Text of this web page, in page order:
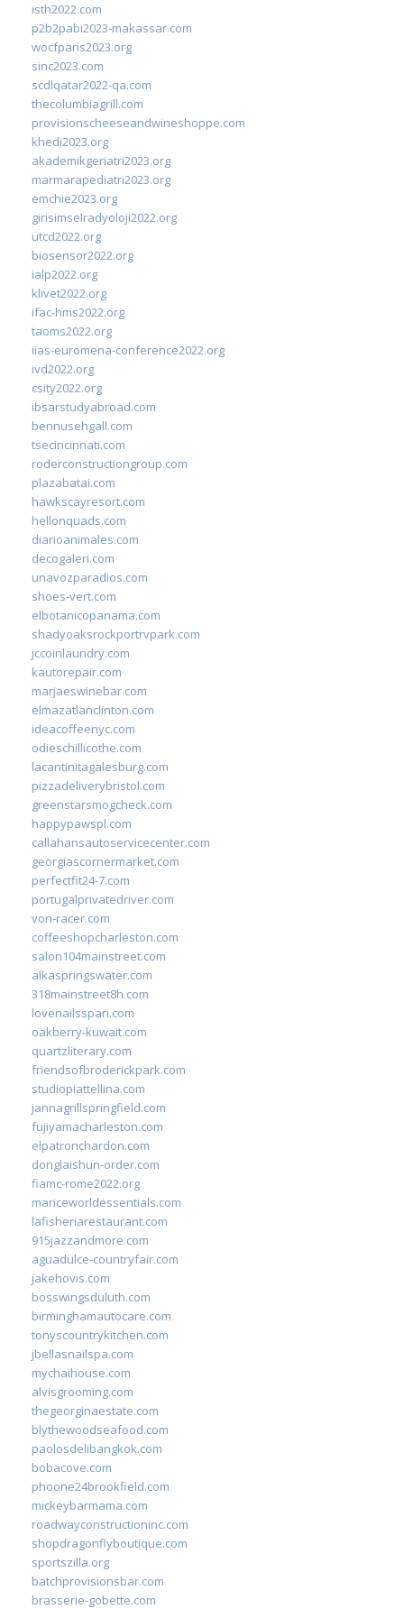
isth2022.com
p2b2pabi2023-makassar.com
wocfparis2023.org
sinc2023.com
scdlqatar2022-qa.com
thecolumbiagrill.com
provisionscheeseandwineshoppe.com
khedi2023.org
akademikgeriatri2023.org
marmarapediatri2023.org
emchie2023.org
girisimselradyoloji2022.org
utcd2022.org
biosensor2022.org
ialp2022.org
klivet2022.org
ifac-hms2022.org
taoms2022.org
iias-euromena-conference2022.org
ivd2022.org
csity2022.org
ibsarstudyabroad.com
bennusehgall.com
tsecincinnati.com
roderconstructiongroup.com
plazabatai.com
hawkscayresort.com
hellonquads.com
diarioanimales.com
decogaleri.com
unavozparadios.com
shoes-vert.com
elbotanicopanama.com
shadyoaksrockportrvpark.com
jccoinlaundry.com
kautorepair.com
marjaeswinebar.com
elmazatlanclinton.com
ideacoffeenyc.com
odieschillicothe.com
lacantinitagalesburg.com
pizzadeliverybristol.com
greenstarsmogcheck.com
happypawspl.com
callahansautoservicecenter.com
georgiascornermarket.com
perfectfit24-7.com
portugalprivatedriver.com
von-racer.com
coffeeshopcharleston.com
salon104mainstreet.com
alkaspringswater.com
318mainstreet8h.com
lovenailsspari.com
oakberry-kuwait.com
quartzliterary.com
friendsofbroderickpark.com
studiopiattellina.com
jannagrillspringfield.com
fujiyamacharleston.com
elpatronchardon.com
donglaishun-order.com
fiamc-rome2022.org
mariceworldessentials.com
lafisheriarestaurant.com
915jazzandmore.com
aguadulce-countryfair.com
jakehovis.com
bosswingsduluth.com
birminghamautocare.com
tonyscountrykitchen.com
jbellasnailspa.com
mychaihouse.com
alvisgrooming.com
thegeorginaestate.com
blythewoodseafood.com
paolosdelibangkok.com
bobacove.com
phoone24brookfield.com
mickeybarmama.com
roadwayconstructioninc.com
shopdragonflyboutique.com
sportszilla.org
batchprovisionsbar.com
brasserie-gobette.com